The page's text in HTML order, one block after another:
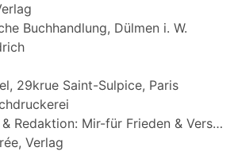
Buchhandlung, Dülmen i. W.
29krue Saint-Sulpice, Paris
für Frieden & Versöhnung e.V., Gernsbacherstr. 36, D-76332 Bad Herrenalb
Verlag